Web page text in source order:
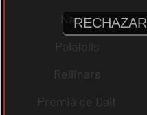
Navas
Palafolls
Rellinars
Premià de Dalt
RECHAZAR